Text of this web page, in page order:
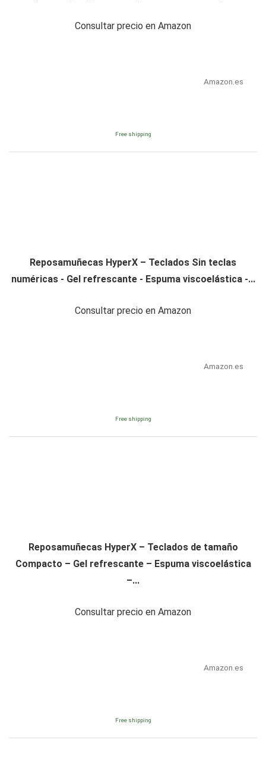
Consultar precio en Amazon
Amazon.es
Free shipping
Reposamuñecas HyperX – Teclados Sin teclas
numéricas - Gel refrescante - Espuma viscoelástica -...
Consultar precio en Amazon
Amazon.es
Free shipping
Reposamuñecas HyperX – Teclados de tamaño
Compacto – Gel refrescante – Espuma viscoelástica
–...
Consultar precio en Amazon
Amazon.es
Free shipping